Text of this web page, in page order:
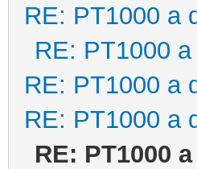
RE: PT1000 a
RE: PT1000
RE: PT1000 a
RE: PT1000 a
RE: PT1000